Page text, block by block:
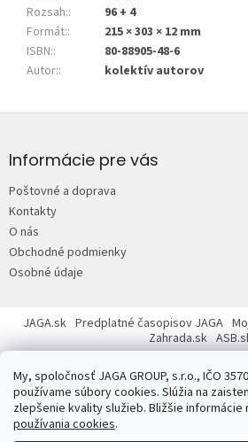
My, spoločnosť JAGA GROUP, s.r.o., IČO
používame súbory cookies. Slúžia na
zlepšenie kvality služieb. Bližšie informácie
používania cookies.
Rozsah::
96 + 4
Formát::
215 × 303 × 12 mm
ISBN::
80-88905-48-6
Autor:: kolektív autorov
p
e
Informácie pre vás
Poštovné a doprava
Kontakty
O nás
Obchodné podmienky
Osobné údaje
JAGA.sk Predplatné časopisov JAGA
Zahrada.sk